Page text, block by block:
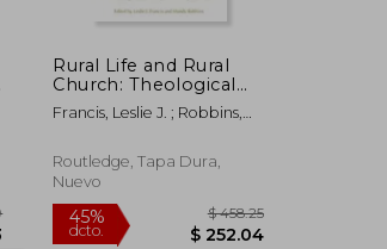
Rural Life and Rural
Church: Theological
and Empirical
Perspectives (en
Francis, Leslie J. ; Robbins,
Routledge, Tapa Dura,
Nuevo